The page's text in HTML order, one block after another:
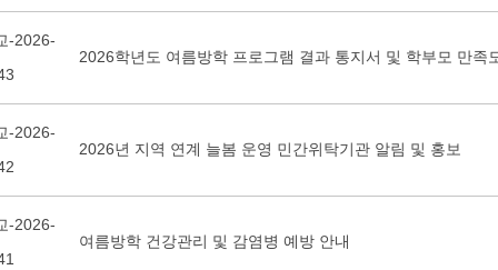
-2026-
2026학년도 여름방학 프로그램 결과 통지서 및 학부모 만족
-2026-
2026년 지역 연계 늘봄 운영 민간위탁기관 알림 및 홍보
-2026-
여름방학 건강관리 및 감염병 예방 안내